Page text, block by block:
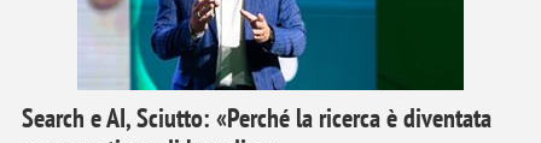
Search e AI, Sciutto: «Perché la ricerca è diventata